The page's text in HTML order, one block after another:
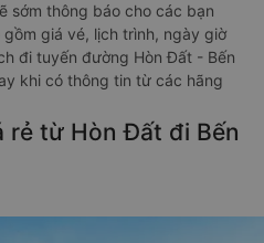
sớm thông báo cho các bạn
giá vé, lịch trình, ngày giờ
đi tuyến đường Hòn Đất - Bến
khi có thông tin từ các hãng
rẻ từ Hòn Đất đi Bến